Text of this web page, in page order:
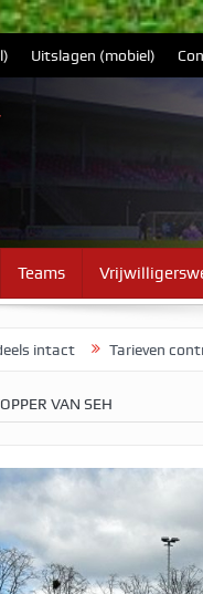
Uitslagen (mobiel)
Teams
Tarieven contributie voor
VAN SEH